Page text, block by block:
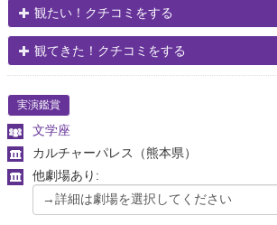
観たい！クチコミをする
観てきた！クチコミをする
実演鑑賞
文学座
カルチャーパレス
（熊本県）
他劇場あり: